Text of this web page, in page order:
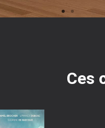
itemitem
Ces